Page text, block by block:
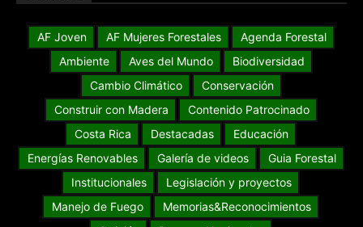
AF Joven AF Mujeres Forestales
Agenda Forestal
Ambiente
Aves del Mundo
Biodiversidad
Cambio Climático
Conservación
Construir con Madera
Contenido Patrocinado
Costa Rica
Destacadas
Educación
Energías Renovables
Galería de videos
Guia Forestal
Institucionales
Legislación y proyectos
Manejo de Fuego
Memorias&Reconocimientos